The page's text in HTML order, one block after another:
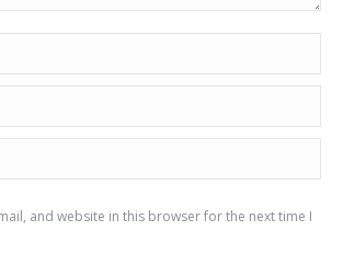
and website in this browser for the next time I